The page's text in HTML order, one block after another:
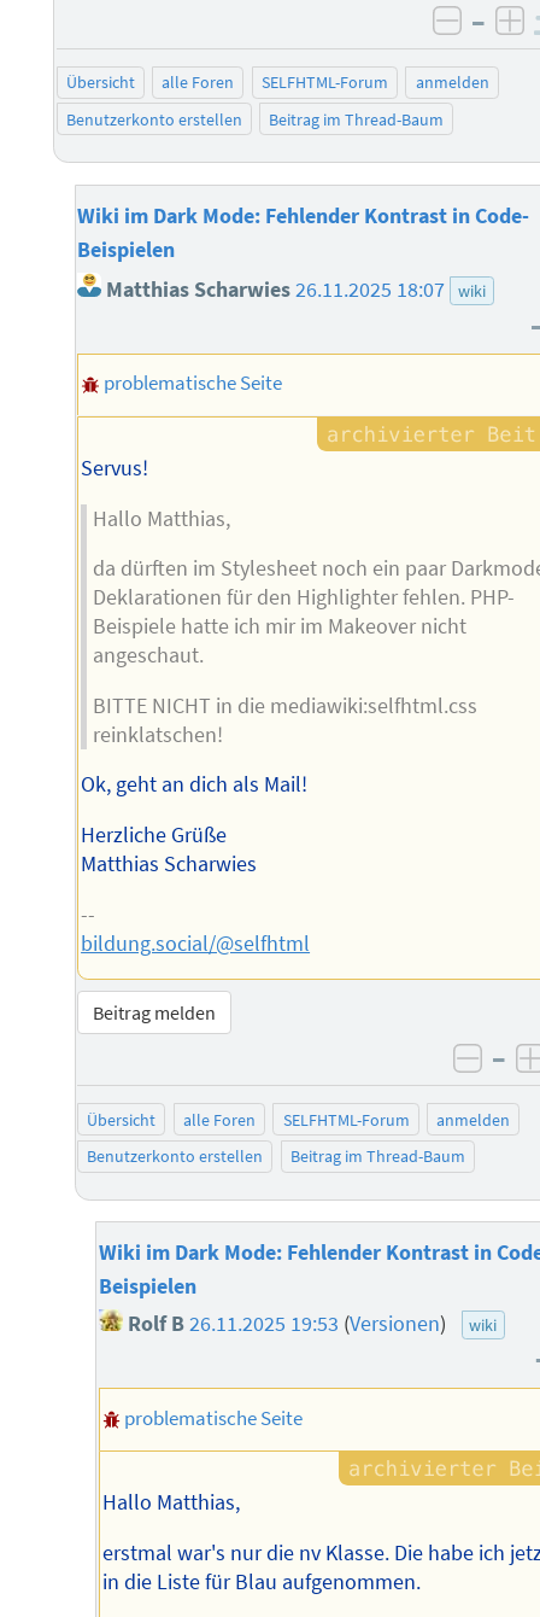
–
Übersicht alle Foren SELFHTML-Forum
anmelden
Benutzerkonto erstellen
Beitrag im Thread-Baum
Wiki im Dark Mode: Fehlender Kontrast in Code-
Beispielen
Matthias Scharwies26.11.2025 18:07 wiki
problematische Seite
Servus!
Hallo Matthias,
da dürften im Stylesheet noch ein paar
Deklarationen für den Highlighter fehlen. PHP-
Beispiele hatte ich mir im Makeover nicht
angeschaut.
BITTE NICHT in die mediawiki:selfhtml.css
reinklatschen!
Ok, geht an dich als Mail!
Herzliche Grüße
Matthias Scharwies
--
bildung.social/@selfhtml
Beitrag melden
–
Übersicht alle Foren SELFHTML-Forum
anmelden
Benutzerkonto erstellen
Beitrag im Thread-Baum
Wiki im Dark Mode: Fehlender Kontrast in
Beispielen
Rolf B26.11.2025 19:53 (Versionen) wiki
problematische Seite
Hallo Matthias,
erstmal war's nur die nv Klasse. Die habe ich
in die Liste für Blau aufgenommen.